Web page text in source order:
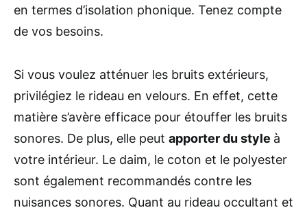
en termes d’isolation phonique. Tenez compte
de vos besoins.
Si vous voulez atténuer les bruits extérieurs,
privilégiez le rideau en velours. En effet, cette
matière s’avère efficace pour étouffer les bruits
sonores. De plus, elle peut apporter du style à
votre intérieur. Le daim, le coton et le polyester
sont également recommandés contre les
nuisances sonores. Quant au rideau occultant et